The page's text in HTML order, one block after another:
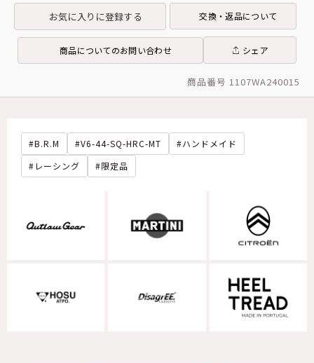
お気に入りに登録する 交換・返品について
商品についてのお問い合わせ シェア
商品番号 1107WA240015
B.R.M V6-44-SQ-HRC-MT
ハンドメイド
レーシング
限定品